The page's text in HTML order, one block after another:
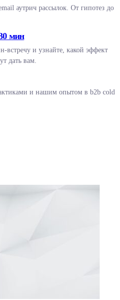
аутрич рассылок. От гипотез до
мин
встречу и узнайте, какой эффект
дать вам.
и нашим опытом в b2b cold